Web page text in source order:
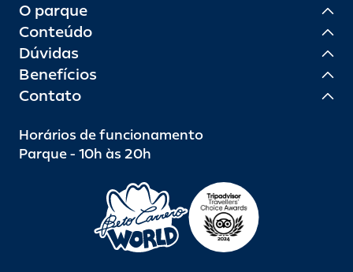
O parque
Conteúdo
Dúvidas
Benefícios
Contato
Horários de funcionamento
Parque - 10h às 20h